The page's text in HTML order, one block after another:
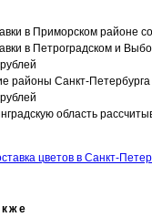
в Приморском районе
в Петроградском и
районы Санкт-
область
цветов в Санкт-